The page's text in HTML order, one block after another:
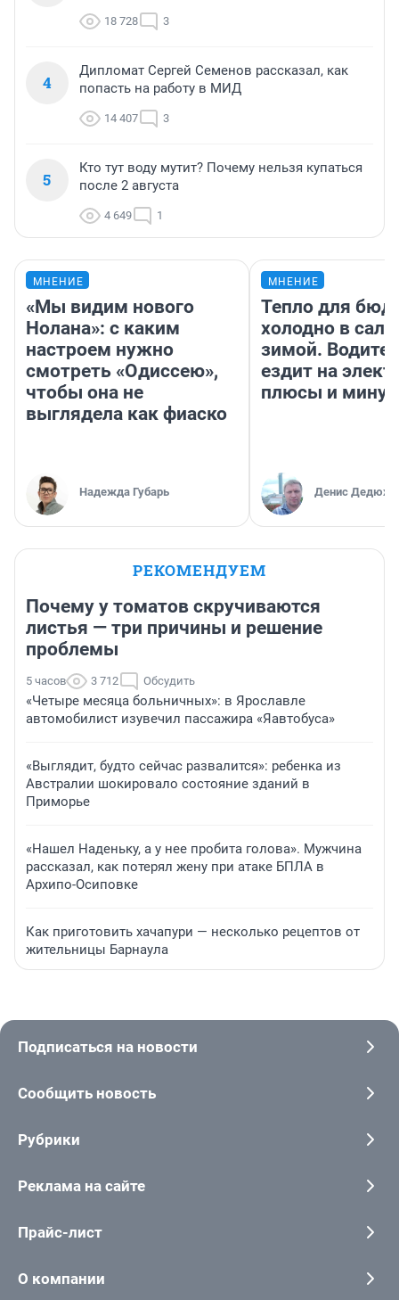
18 728 3
4
Дипломат Сергей Семенов рассказал, как
попасть на работу в МИД
14 407 3
5
Кто тут воду мутит? Почему нельзя купаться
после 2 августа
4 649 1
МНЕНИЕ
«Мы видим нового
Нолана»: с каким
настроем нужно
смотреть «Одиссею»,
чтобы она не
выглядела как фиаско
Надежда Губарь
МНЕНИЕ
Тепло для
холодно в
зимой.
ездит на
плюсы и
Денис
РЕКОМЕНДУЕМ
Почему у томатов скручиваются
листья — три причины и решение
проблемы
5 часов 3 712 Обсудить
«Четыре месяца больничных»: в Ярославле
автомобилист изувечил пассажира «Яавтобуса»
«Выглядит, будто сейчас развалится»: ребенка из
Австралии шокировало состояние зданий в
Приморье
«Нашел Наденьку, а у нее пробита голова». Мужчина
рассказал, как потерял жену при атаке БПЛА в
Архипо-Осиповке
Как приготовить хачапури — несколько рецептов от
жительницы Барнаула
Подписаться на новости
Сообщить новость
Рубрики
Реклама на сайте
Прайс-лист
О компании